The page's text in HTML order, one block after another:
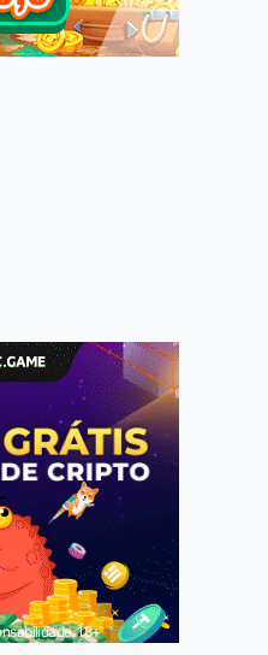
18+